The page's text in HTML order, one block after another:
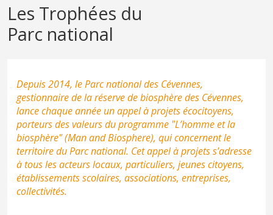
Les Trophées du
Parc national
Depuis 2014, le Parc national des Cévennes,
gestionnaire de la réserve de biosphère des Cévennes,
lance chaque année un appel à projets écocitoyens,
porteurs des valeurs du programme "L’homme et la
biosphère" (Man and Biosphere), qui concernent le
territoire du Parc national. Cet appel à projets s’adresse
à tous les acteurs locaux, particuliers, jeunes citoyens,
établissements scolaires, associations, entreprises,
collectivités.